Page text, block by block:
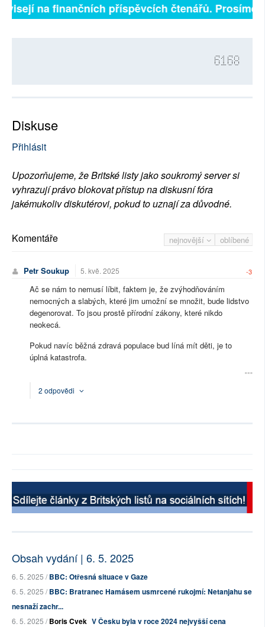
na finančních příspěvcích čtenářů. Prosíme,
6168
Diskuse
Přihlásit
Upozorňujeme, že Britské listy jako soukromý server si
vyhrazují právo blokovat přístup na diskusní fóra
jakémukoliv diskutérovi, pokud to uznají za důvodné.
nejnovější oblíbené
Komentáře
Petr Soukup 5. kvě. 2025 -3
Ač se nám to nemusí líbit, faktem je, že zvýhodňováním
nemocných a slabých, které jim umožní se množit, bude lidstvo
degenorovat. To jsou prostě přírodní zákony, které nikdo
neokecá.
Pokud navíc běžná zdravá populace bud líná mít děti, je to
úplná katastrofa.
2 odpovědi
Obsah vydání | 6. 5. 2025
6. 5. 2025 /BBC: Otřesná situace v Gaze
6. 5. 2025 /BBC: Bratranec Hamásem usmrcené rukojmí: Netanjahu se
nesnaží zachr...
6. 5. 2025 /Boris Cvek V Česku byla v roce 2024 nejvyšší cena